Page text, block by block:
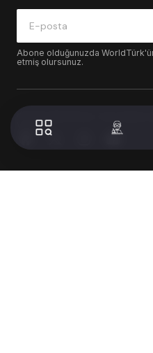
Abone olduğunuzda
etmiş olursunuz.
© 2024 WorldTurk. Tüm Hakları
Volion's